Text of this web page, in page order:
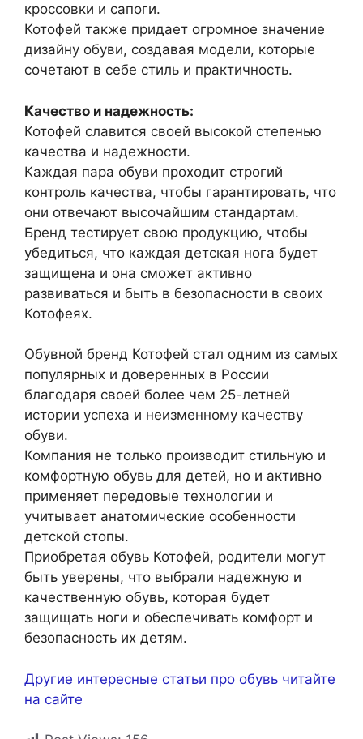
кроссовки и сапоги.
Котофей также придает огромное значение
дизайну обуви, создавая модели, которые
сочетают в себе стиль и практичность.
Качество и надежность:
Котофей славится своей высокой степенью
качества и надежности.
Каждая пара обуви проходит строгий
контроль качества, чтобы гарантировать, что
они отвечают высочайшим стандартам.
Бренд тестирует свою продукцию, чтобы
убедиться, что каждая детская нога будет
защищена и она сможет активно
развиваться и быть в безопасности в своих
Котофеях.
Обувной бренд Котофей стал одним из самых
популярных и доверенных в России
благодаря своей более чем 25-летней
истории успеха и неизменному качеству
обуви.
Компания не только производит стильную и
комфортную обувь для детей, но и активно
применяет передовые технологии и
учитывает анатомические особенности
детской стопы.
Приобретая обувь Котофей, родители могут
быть уверены, что выбрали надежную и
качественную обувь, которая будет
защищать ноги и обеспечивать комфорт и
безопасность их детям.
Другие интересные статьи про обувь читайте
на сайте